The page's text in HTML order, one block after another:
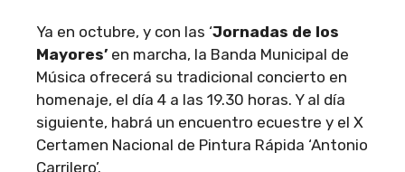
Ya en octubre, y con las ‘Jornadas de los
Mayores’ en marcha, la Banda Municipal de
Música ofrecerá su tradicional concierto en
homenaje, el día 4 a las 19.30 horas. Y al día
siguiente, habrá un encuentro ecuestre y el X
Certamen Nacional de Pintura Rápida ‘Antonio
Carrilero’.